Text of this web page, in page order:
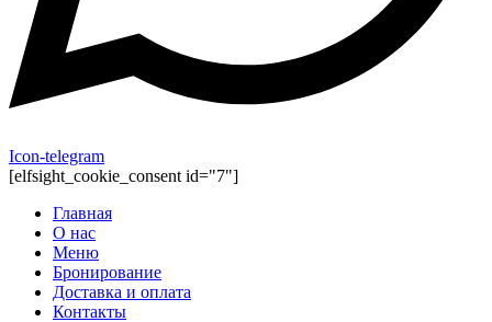
Icon-telegram
[elfsight_cookie_consent id="7"]
Главная
О нас
Меню
Бронирование
Доставка и оплата
Контакты